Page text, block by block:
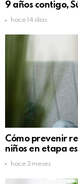
9 años contigo,
hace 14 días
Cómo prevenir
niños en etapa
hace 3 meses